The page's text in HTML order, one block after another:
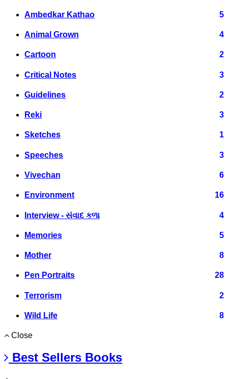
Ambedkar Kathao 5
Animal Grown 4
Cartoon 2
Critical Notes 3
Guidelines 2
Reki 3
Sketches 1
Speeches 3
Vivechan 6
Environment 16
Interview - સંવાદ કળા 4
Memories 5
Mother 8
Pen Portraits 28
Terrorism 2
Wild Life 8
Close
Best Sellers Books